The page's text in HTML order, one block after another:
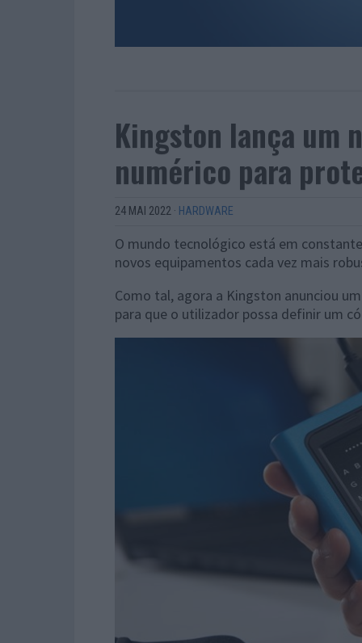
Kingston lança um
numérico para
24 MAI 2022 · HARDWARE
O mundo tecnológico está em
novos equipamentos cada vez mais
Como tal, agora a Kingston anunciou
para que o utilizador possa definir um